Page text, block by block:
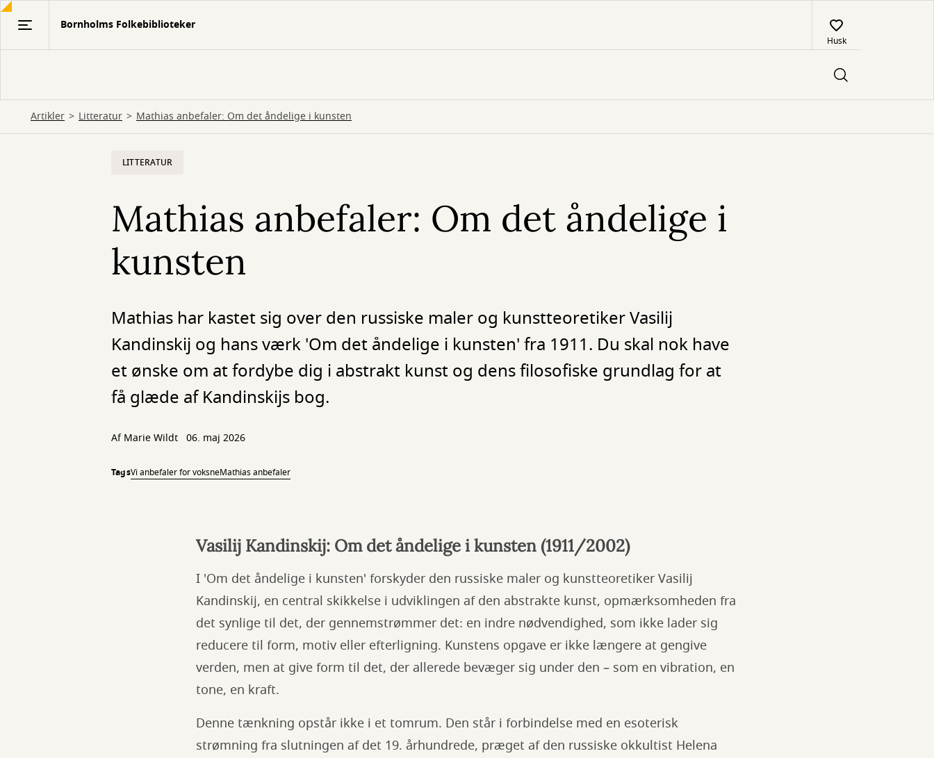
Gå
Bornholms Folkebiblioteker
Husk
Artikler Litteratur Mathias anbefaler: Om det åndelige i kunsten
LITTERATUR
Mathias anbefaler: Om det åndelige i
kunsten
Mathias har kastet sig over den russiske maler og kunstteoretiker Vasilij
Kandinskij og hans værk 'Om det åndelige i kunsten' fra 1911. Du skal nok have
et ønske om at fordybe dig i abstrakt kunst og dens filosofiske grundlag for at
få glæde af Kandinskijs bog.
AfMarie Wildt 06. maj 2026
TagsVi anbefaler for voksneMathias anbefaler
Vasilij Kandinskij: Om det åndelige i kunsten (1911/2002)
I 'Om det åndelige i kunsten' forskyder den russiske maler og kunstteoretiker Vasilij
Kandinskij, en central skikkelse i udviklingen af den abstrakte kunst, opmærksomheden fra
det synlige til det, der gennemstrømmer det: en indre nødvendighed, som ikke lader sig
reducere til form, motiv eller efterligning. Kunstens opgave er ikke længere at gengive
verden, men at give form til det, der allerede bevæger sig under den – som en vibration, en
tone, en kraft.
Denne tænkning opstår ikke i et tomrum. Den står i forbindelse med en esoterisk
strømning fra slutningen af det 19. århundrede, præget af den russiske okkultist Helena